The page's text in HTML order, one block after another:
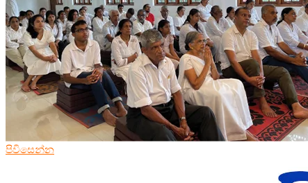
පිවිසෙන්න